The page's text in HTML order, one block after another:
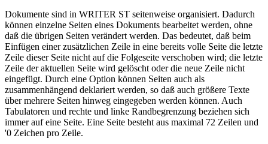
Dokumente sind in WRITER ST seitenweise organisiert. Dadurch
können einzelne Seiten eines Dokuments bearbeitet werden, ohne
daß die übrigen Seiten verändert werden. Das bedeutet, daß beim
Einfügen einer zusätzlichen Zeile in eine bereits volle Seite die letzte
Zeile dieser Seite nicht auf die Folgeseite verschoben wird; die letzte
Zeile der aktuellen Seite wird gelöscht oder die neue Zeile nicht
eingefügt. Durch eine Option können Seiten auch als
zusammenhängend deklariert werden, so daß auch größere Texte
über mehrere Seiten hinweg eingegeben werden können. Auch
Tabulatoren und rechte und linke Randbegrenzung beziehen sich
immer auf eine Seite. Eine Seite besteht aus maximal 72 Zeilen und
'0 Zeichen pro Zeile.